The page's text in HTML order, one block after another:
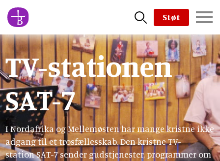
Skip
to
main
content
Støt
TV-stationen
SAT-7
I Nordafrika og Mellemøsten har mange kristne ikke
adgang til et trosfællesskab. Den kristne TV-
station SAT-7 sender gudstjenester, programmer om